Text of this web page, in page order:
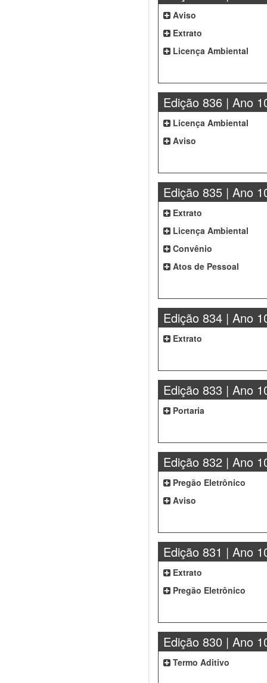
Aviso
Extrato
Licença Ambiental
Edição 836 | Ano
Licença Ambiental
Aviso
Edição 835 | Ano
Extrato
Licença Ambiental
Convênio
Atos de Pessoal
Edição 834 | Ano
Extrato
Edição 833 | Ano
Portaria
Edição 832 | Ano
Pregão Eletrônico
Aviso
Edição 831 | Ano
Extrato
Pregão Eletrônico
Edição 830 | Ano
Termo Aditivo